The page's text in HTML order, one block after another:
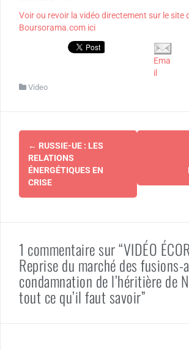
Voir ou revoir la vidéo directement sur le site
Boursorama.com ici
Ema
il
Video
Navigation
d'article
← RUSSIE-UE : LES
RELATIONS
ÉNERGÉTIQUES EN
CRISE
1 commentaire sur “VIDÉO
Reprise du marché des
condamnation de l’héritière de
tout ce qu’il faut savoir”